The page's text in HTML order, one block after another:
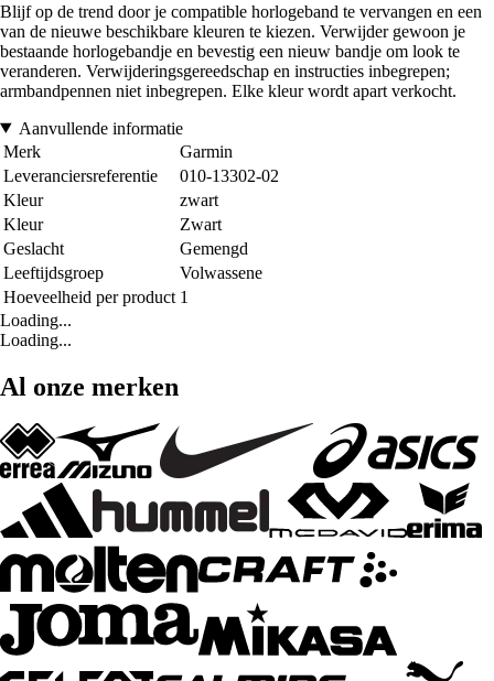
Blijf op de trend door je compatible horlogeband te vervangen en een
van de nieuwe beschikbare kleuren te kiezen. Verwijder gewoon je
bestaande horlogebandje en bevestig een nieuw bandje om look te
veranderen. Verwijderingsgereedschap en instructies inbegrepen;
armbandpennen niet inbegrepen. Elke kleur wordt apart verkocht.
Aanvullende informatie
Merk
Garmin
Leveranciersreferentie
010-13302-02
Kleur
zwart
Kleur
Zwart
Geslacht
Gemengd
Leeftijdsgroep
Volwassene
Hoeveelheid per product 1
Loading...
Loading...
Al onze merken